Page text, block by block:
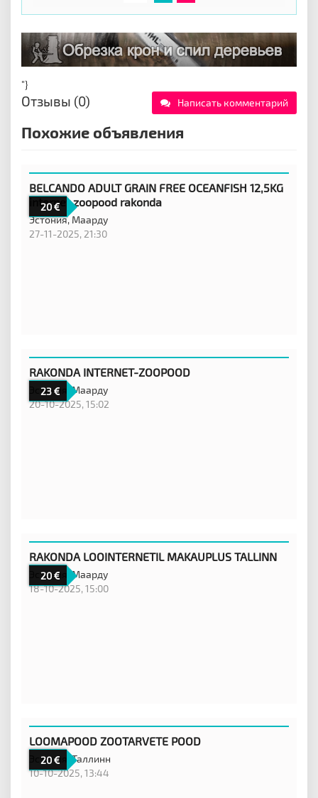
"}
Отзывы (0) Написать комментарий
Похожие объявления
20
BELCANDO ADULT GRAIN FREE OCEANFISH 12,5KG
internet zoopood rakonda
Эстония, Маарду
27-11-2025, 21:30
23
RAKONDA INTERNET-ZOOPOOD
Эстония,Маарду
20-10-2025, 15:02
20
RAKONDA LOOINTERNETIL MAKAUPLUS TALLINN
Эстония,Маарду
18-10-2025, 15:00
20
LOOMAPOOD ZOOTARVETE POOD
Эстония,Таллинн
10-10-2025, 13:44